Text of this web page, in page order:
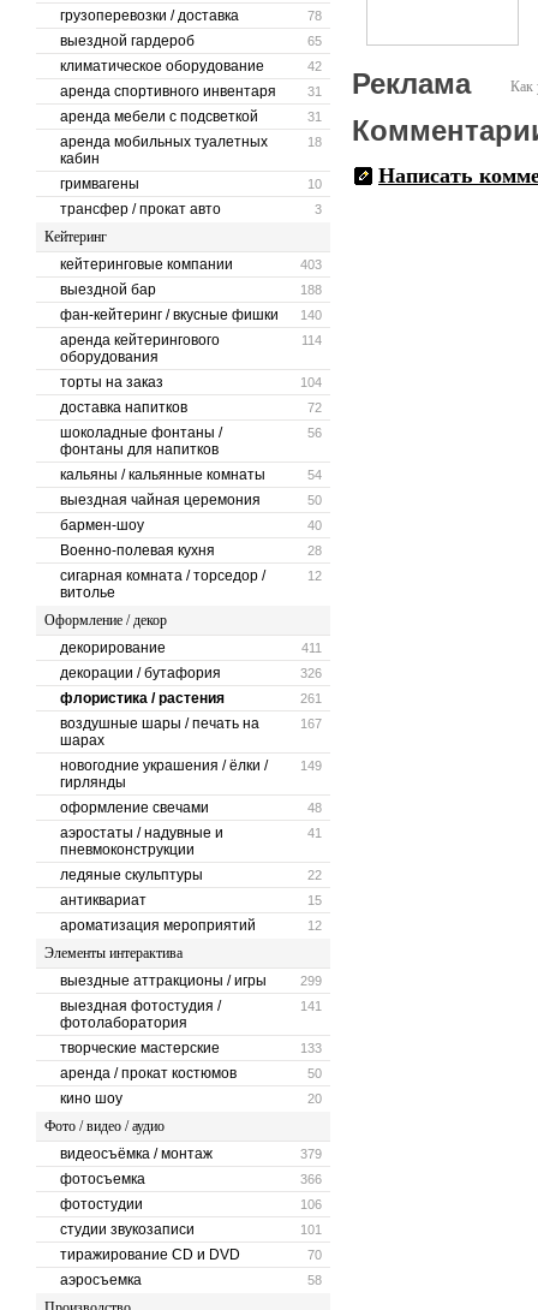
78
грузоперевозки / доставка
65
выездной гардероб
42
климатическое оборудование
31
аренда спортивного инвентаря
31
аренда мебели с подсветкой
18
аренда мобильных туалетных
кабин
10
гримвагены
3
трансфер / прокат авто
Кейтеринг
403
кейтеринговые компании
188
выездной бар
140
фан-кейтеринг / вкусные фишки
114
аренда кейтерингового
оборудования
104
торты на заказ
72
доставка напитков
56
шоколадные фонтаны /
фонтаны для напитков
54
кальяны / кальянные комнаты
50
выездная чайная церемония
40
бармен-шоу
28
Военно-полевая кухня
12
сигарная комната / торседор /
витолье
Оформление / декор
411
декорирование
326
декорации / бутафория
261
флористика / растения
167
воздушные шары / печать на
шарах
149
новогодние украшения / ёлки /
гирлянды
48
оформление свечами
41
аэростаты / надувные и
пневмоконструкции
22
ледяные скульптуры
15
антиквариат
12
ароматизация мероприятий
Элементы интерактива
299
выездные аттракционы / игры
141
выездная фотостудия /
фотолаборатория
133
творческие мастерские
50
аренда / прокат костюмов
20
кино шоу
Фото / видео / аудио
379
видеосъёмка / монтаж
366
фотосъемка
106
фотостудии
101
студии звукозаписи
70
тиражирование CD и DVD
58
аэросъемка
Как
Реклама
Написать